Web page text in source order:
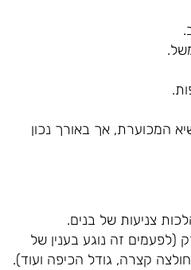
המכוערת, אך באורך נכון
צניעות של בנים.
(לפעמים זה נוגע בענין של
קצרה, גודל הכיפה ועוד).